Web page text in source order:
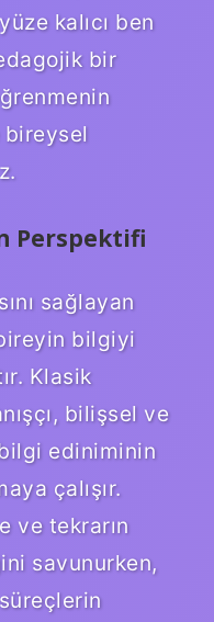
kalıcı ben
bir
Perspektifi
sağlayan
bilgiyi
Klasik
bilişsel ve
ediniminin
çalışır.
ve tekrarın
savunurken,